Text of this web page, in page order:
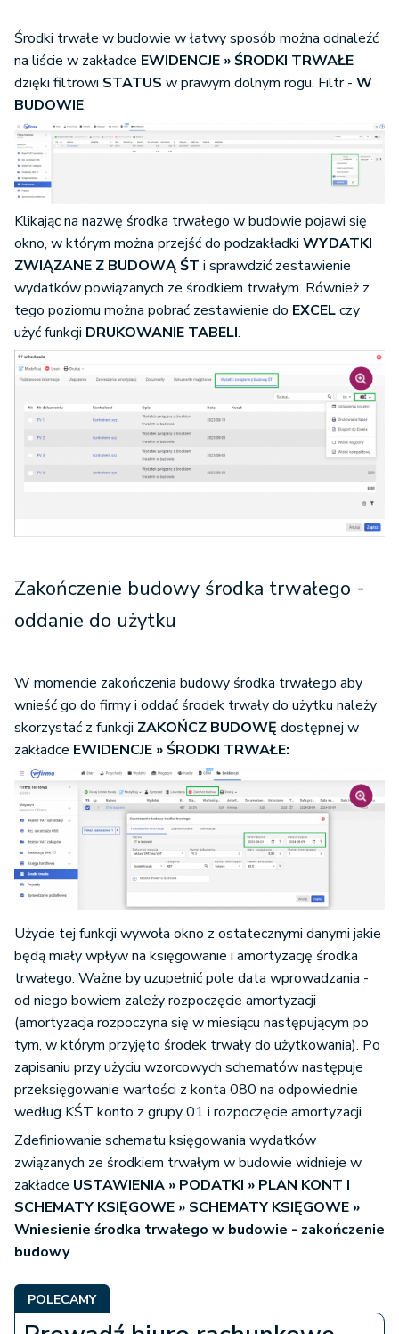
Środki trwałe w budowie w łatwy sposób można odnaleźć
na liście w zakładce EWIDENCJE » ŚRODKI TRWAŁE
dzięki filtrowi STATUS w prawym dolnym rogu. Filtr - W
BUDOWIE.
Klikając na nazwę środka trwałego w budowie pojawi się
okno, w którym można przejść do podzakładki WYDATKI
ZWIĄZANE Z BUDOWĄ ŚT i sprawdzić zestawienie
wydatków powiązanych ze środkiem trwałym. Również z
tego poziomu można pobrać zestawienie do EXCELczy
użyć funkcji DRUKOWANIE TABELI.
Zakończenie budowy środka trwałego -
oddanie do użytku
W momencie zakończenia budowy środka trwałego aby
wnieść go do firmy i oddać środek trwały do użytku należy
skorzystać z funkcji ZAKOŃCZ BUDOWĘ dostępnej w
zakładce EWIDENCJE » ŚRODKI TRWAŁE:
Użycie tej funkcji wywoła okno z ostatecznymi danymi jakie
będą miały wpływ na księgowanie i amortyzację środka
trwałego. Ważne by uzupełnić pole data wprowadzania -
od niego bowiem zależy rozpoczęcie amortyzacji
(amortyzacja rozpoczyna się w miesiącu następującym po
tym, w którym przyjęto środek trwały do użytkowania). Po
zapisaniu przy użyciu wzorcowych schematów następuje
przeksięgowanie wartości z konta 080 na odpowiednie
według KŚT konto z grupy 01 i rozpoczęcie amortyzacji.
Zdefiniowanie schematu księgowania wydatków
związanych ze środkiem trwałym w budowie widnieje w
zakładce USTAWIENIA » PODATKI » PLAN KONT I
SCHEMATY KSIĘGOWE » SCHEMATY KSIĘGOWE »
Wniesienie środka trwałego w budowie - zakończenie
budowy
POLECAMY